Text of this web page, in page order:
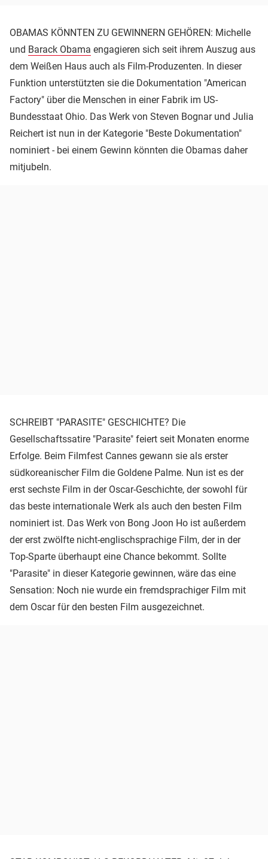
OBAMAS KÖNNTEN ZU GEWINNERN GEHÖREN: Michelle
und Barack Obama engagieren sich seit ihrem Auszug aus
dem Weißen Haus auch als Film-Produzenten. In dieser
Funktion unterstützten sie die Dokumentation "American
Factory" über die Menschen in einer Fabrik im US-
Bundesstaat Ohio. Das Werk von Steven Bognar und Julia
Reichert ist nun in der Kategorie "Beste Dokumentation"
nominiert - bei einem Gewinn könnten die Obamas daher
mitjubeln.
SCHREIBT "PARASITE" GESCHICHTE? Die
Gesellschaftssatire "Parasite" feiert seit Monaten enorme
Erfolge. Beim Filmfest Cannes gewann sie als erster
südkoreanischer Film die Goldene Palme. Nun ist es der
erst sechste Film in der Oscar-Geschichte, der sowohl für
das beste internationale Werk als auch den besten Film
nominiert ist. Das Werk von Bong Joon Ho ist außerdem
der erst zwölfte nicht-englischsprachige Film, der in der
Top-Sparte überhaupt eine Chance bekommt. Sollte
"Parasite" in dieser Kategorie gewinnen, wäre das eine
Sensation: Noch nie wurde ein fremdsprachiger Film mit
dem Oscar für den besten Film ausgezeichnet.